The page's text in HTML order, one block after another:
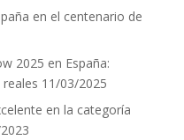
en el centenario de
2025 en España:
11/03/2025
en la categoría